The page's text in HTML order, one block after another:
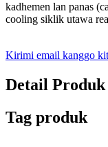
kadhemen lan panas
cooling siklik utawa
Kirimi email kanggo
Detail Produk
Tag produk